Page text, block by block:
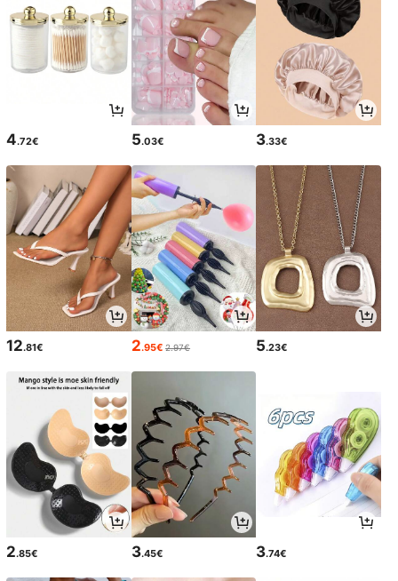
4.72€ 5.03€ 3.33€
12.81€ 2.95€ 2.97€ 5.23€
2.85€ 3.45€ 3.74€